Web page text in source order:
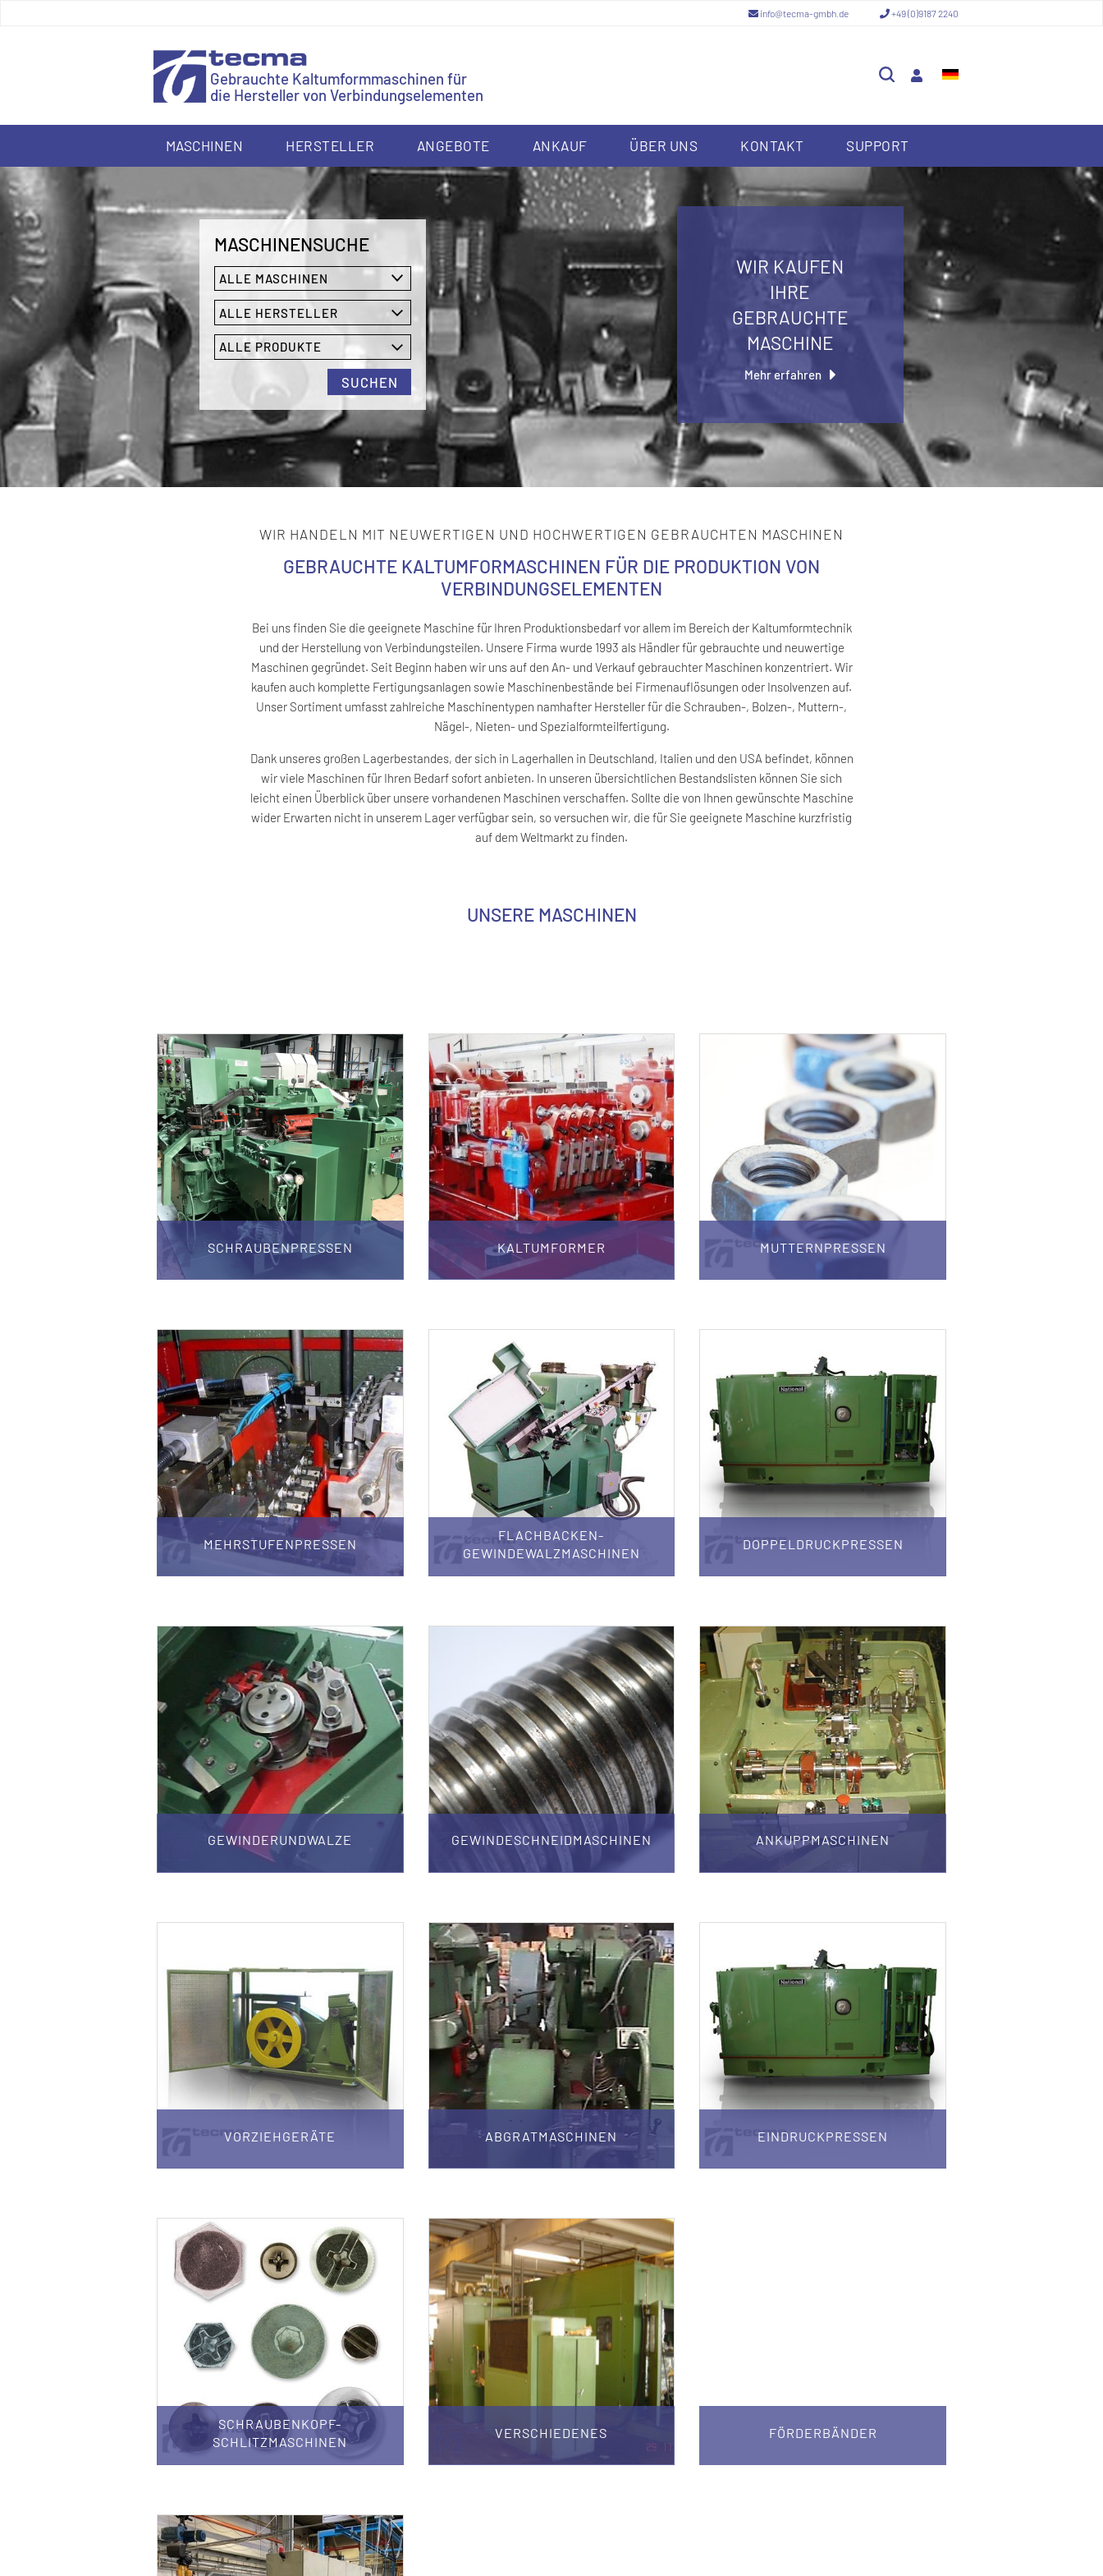
info@tecma-gmbh.de +49 (0)9187 2240
Gebrauchte Kaltumformmaschinen für
die Hersteller von Verbindungselementen
MASCHINEN HERSTELLER ANGEBOTE ANKAUF ÜBER UNS KONTAKT SUPPORT
MASCHINENSUCHE
SUCHEN
WIR KAUFEN
IHRE
GEBRAUCHTE
MASCHINE
Mehr erfahren
WIR HANDELN MIT NEUWERTIGEN UND HOCHWERTIGEN GEBRAUCHTEN MASCHINEN
GEBRAUCHTE KALTUMFORMASCHINEN FÜR DIE PRODUKTION VON
VERBINDUNGSELEMENTEN
Bei uns finden Sie die geeignete Maschine für Ihren Produktionsbedarf vor allem im Bereich der Kaltumformtechnik
und der Herstellung von Verbindungsteilen. Unsere Firma wurde 1993 als Händler für gebrauchte und neuwertige
Maschinen gegründet. Seit Beginn haben wir uns auf den An- und Verkauf gebrauchter Maschinen konzentriert. Wir
kaufen auch komplette Fertigungsanlagen sowie Maschinenbestände bei Firmen­auflösungen oder Insolvenzen auf.
Unser Sortiment umfasst zahlreiche Maschinen­typen namhafter Hersteller für die Schrauben-, Bolzen-, Muttern-,
Nägel-, Nieten- und Spezial­form­teil­fertigung.
Dank unseres großen Lagerbestandes, der sich in Lagerhallen in Deutschland, Italien und den USA befindet, können
wir viele Maschinen für Ihren Bedarf sofort anbieten. In unseren übersichtlichen Bestandslisten können Sie sich
leicht einen Überblick über unsere vorhandenen Maschinen verschaffen. Sollte die von Ihnen gewünschte Maschine
wider Erwarten nicht in unserem Lager verfügbar sein, so versuchen wir, die für Sie geeignete Maschine kurzfristig
auf dem Weltmarkt zu finden.
UNSERE MASCHINEN
SCHRAUBENPRESSEN KALTUMFORMER MUTTERNPRESSEN
MEHRSTUFENPRESSEN
FLACHBACKEN-
GEWINDEWALZMASCHINEN
DOPPELDRUCKPRESSEN
GEWINDERUNDWALZE GEWINDESCHNEIDMASCHINEN ANKUPPMASCHINEN
VORZIEHGERÄTE ABGRATMASCHINEN EINDRUCKPRESSEN
SCHRAUBENKOPF-
SCHLITZMASCHINEN
VERSCHIEDENES FÖRDERBÄNDER